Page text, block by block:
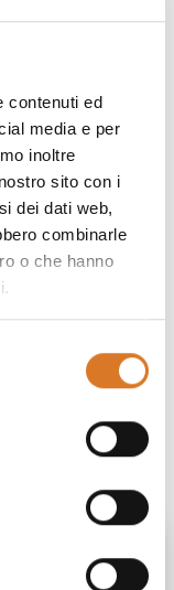
contenuti ed
media e per
inoltre
sito con i
dei dati web,
combinarle
o che hanno
notarili, i lavori
nel 1997 a
per riprendere
del vincolo
dalla stessa
Beni Culturali e
edificio dopo
chiesa, vicoli e
bensì rurale.